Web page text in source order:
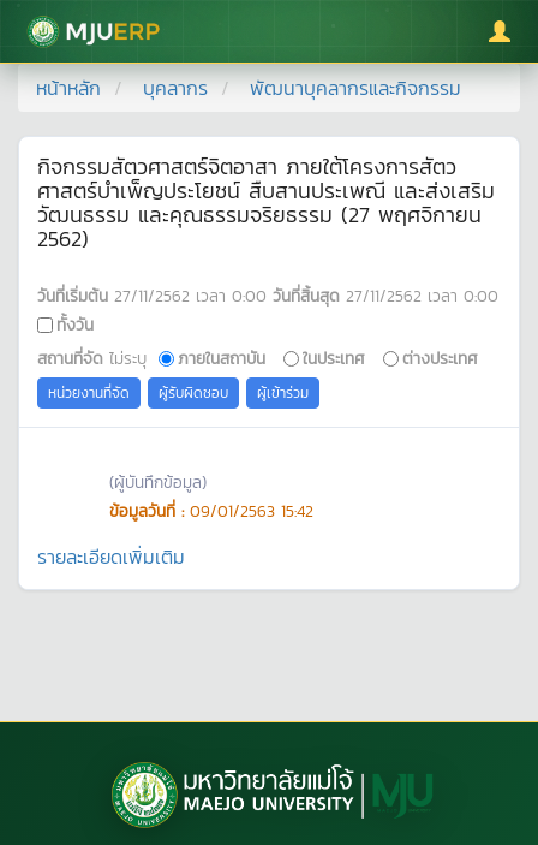
มหาวิทยาลัยแม่โจ้
หน้าหลัก บุคลากร พัฒนาบุคลากรและกิจกรรม
กิจกรรมสัตวศาสตร์จิตอาสา ภายใต้โครงการสัตว
ศาสตร์บำเพ็ญประโยชน์ สืบสานประเพณี และส่งเสริม
วัฒนธรรม และคุณธรรมจริยธรรม (27 พฤศจิกายน
2562)
วันที่เริ่มต้น 27/11/2562 เวลา 0:00 วันที่สิ้นสุด 27/11/2562 เวลา 0:00
ทั้งวัน
สถานที่จัด ไม่ระบุ ภายในสถาบัน ในประเทศ ต่างประเทศ
หน่วยงานที่จัด ผู้รับผิดชอบ ผู้เข้าร่วม
(ผู้บันทึกข้อมูล)
ข้อมูลวันที่ : 09/01/2563 15:42
รายละเอียดเพิ่มเติม